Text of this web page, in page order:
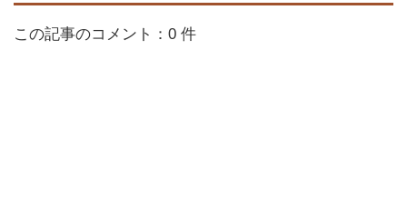
この記事のコメント：0 件